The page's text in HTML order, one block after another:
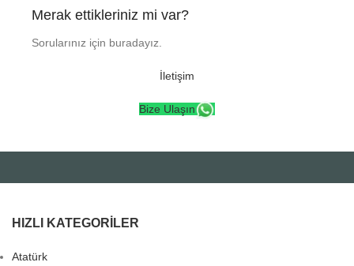
Merak ettikleriniz mi var?
Sorularınız için buradayız.
İletişim
Bize Ulaşın
HIZLI KATEGORILER
Atatürk